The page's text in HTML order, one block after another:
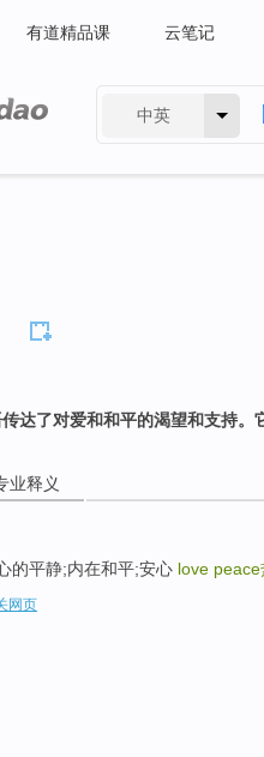
有道精品课 云笔记
中英
达了对爱和和平的渴望和支持。
业释义
的平静;内在和平;安心 love peace
网页